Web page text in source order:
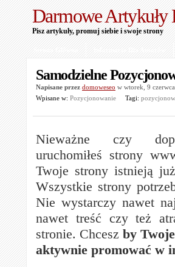
Darmowe Artykuły
Pisz artykuły, promuj siebie i swoje strony
Samodzielne
Napisane przez domoweseo w wtorek, 9
Wpisane w: Pozycjonowanie Tagi:
Nieważne czy
uruchomiłeś strony
Twoje strony istnieją
Wszystkie strony
Nie wystarczy nawet
nawet treść czy też
stronie. Chcesz by
aktywnie promować w